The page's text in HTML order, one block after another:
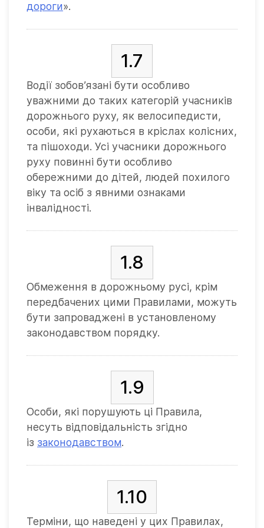
дороги».
1.7
Водії зобов’язані бути особливо
уважними до таких категорій учасників
дорожнього руху, як велосипедисти,
особи, які рухаються в кріслах колісних,
та пішоходи. Усі учасники дорожнього
руху повинні бути особливо
обережними до дітей, людей похилого
віку та осіб з явними ознаками
інвалідності.
1.8
Обмеження в дорожньому русі, крім
передбачених цими Правилами, можуть
бути запроваджені в установленому
законодавством порядку.
1.9
Особи, які порушують ці Правила,
несуть відповідальність згідно
із законодавством.
1.10
Терміни, що наведені у цих Правилах,